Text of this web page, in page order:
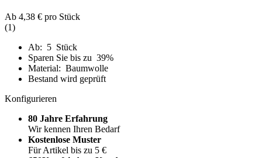
Ab 4,38 € pro Stück
(1)
Ab: 5 Stück
Sparen Sie bis zu 39%
Material: Baumwolle
Bestand wird geprüft
Konfigurieren
80 Jahre Erfahrung
Wir kennen Ihren Bedarf
Kostenlose Muster
Für Artikel bis zu 5 €